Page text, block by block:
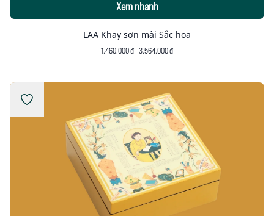
Xem nhanh
LAA Khay sơn mài Sắc hoa
1.460.000 đ - 3.564.000 đ